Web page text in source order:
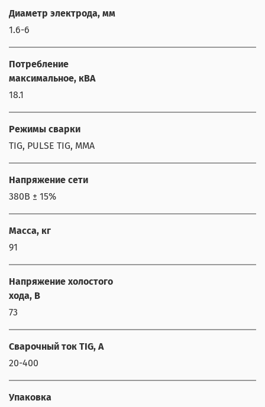
Диаметр электрода, мм
1.6-6
Потребление
максимальное, кВА
18.1
Режимы сварки
TIG, PULSE TIG, MMA
Напряжение сети
380В ± 15%
Масса, кг
91
Напряжение холостого
хода, В
73
Сварочный ток TIG, А
20-400
Упаковка